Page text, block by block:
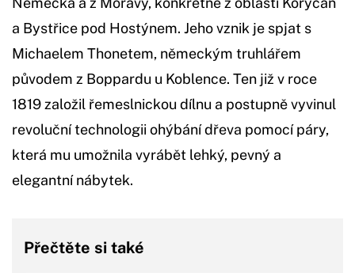
a Bystřice pod Hostýnem. Jeho vznik je spjat s
Michaelem Thonetem, německým truhlářem
původem z Boppardu u Koblence. Ten již v roce
1819 založil řemeslnickou dílnu a postupně vyvinul
revoluční technologii ohýbání dřeva pomocí páry,
která mu umožnila vyrábět lehký, pevný a
elegantní nábytek.
Přečtěte si také